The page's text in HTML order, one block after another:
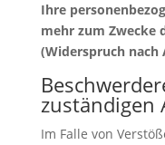
Ihre
mehr zum Zwecke
(Widerspruch nach
zuständigen
Im Falle von